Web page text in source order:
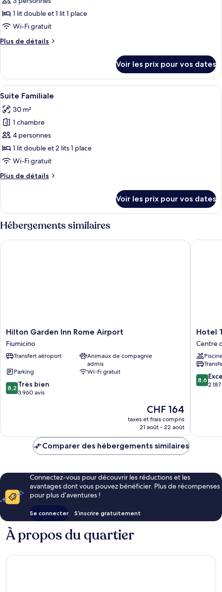
type
de
chambre :
Suite
1 lit double et 1 lit 1 place
Wi-Fi gratuit
Plus de détails
Plus
le
type
de
Suite
Junior
Voir les prix pour vos dates
Afficher
toutes
les
photos
pour
ce
type
chambre :
Une chambre d’hôtel comprenant
13
Suite Familiale
30 m²
1 chambre
4 personnes
1 lit double et 2 lits 1 place
Wi-Fi gratuit
Plus de détails
Plus
le
type
de
Suite
Voir les prix pour vos dates
Hébergements similaires
Hilton
Garden
Inn
Rome
Fiumicino
Hilton Garden Inn Rome Airport
Fiumicino
Transfert aéroport
Animaux de compagnie
admis
Parking
Wi-Fi gratuit
8.2
sur
8,2 Très bien
3 960 avis
Le
nouveau
prix
de
CHF 164
taxes et frais compris
21 août - 22 août
Hilton Garden Inn Rome Airport
Hotel
Tiber
Rooftop
&
Centre
de
Hotel
Centre
8.6
sur
8,6
2
Hotel
Comparer des hébergements similaires
Connectez-vous pour découvrir les réductions et les
avantages dont vous pouvez bénéficier. Plus de récompenses
pour plus d’aventures !
Se connecter S’inscrire gratuitement
À propos du quartier